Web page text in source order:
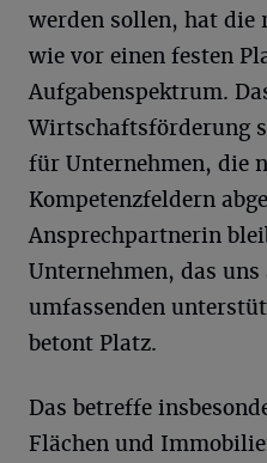
werden sollen, hat die
wie vor einen festen
Aufgabenspektrum.
Wirtschaftsförderung
für Unternehmen, die
Kompetenzfeldern
Ansprechpartnerin
Unternehmen, das
umfassenden
betont Platz.
Das betreffe
Flächen und